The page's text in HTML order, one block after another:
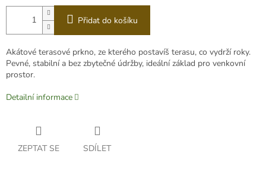
Přidat do košíku
Akátové terasové prkno, ze kterého postavíš terasu, co vydrží roky.
Pevné, stabilní a bez zbytečné údržby, ideální základ pro venkovní
prostor.
Detailní informace
ZEPTAT SE SDÍLET